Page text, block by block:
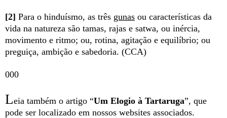
[2] Para o hinduísmo, as três gunas ou características da
vida na natureza são tamas, rajas e satwa, ou inércia,
movimento e ritmo; ou, rotina, agitação e equilíbrio; ou
preguiça, ambição e sabedoria. (CCA)
000
Leia também o artigo “Um Elogio à Tartaruga”, que
pode ser localizado em nossos websites associados.